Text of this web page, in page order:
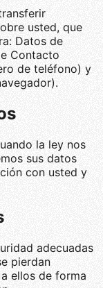
usted, que
Datos de
Contacto
de teléfono) y
la ley nos
sus datos
con usted y
adecuadas
pierdan
ellos de forma